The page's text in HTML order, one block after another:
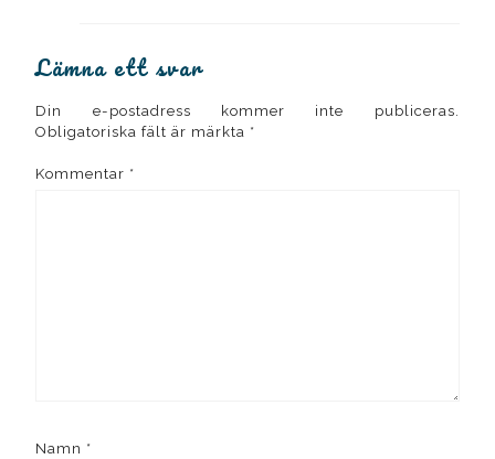
Lämna ett svar
Din e-postadress kommer inte publiceras.
Obligatoriska fält är märkta *
Kommentar *
Namn *